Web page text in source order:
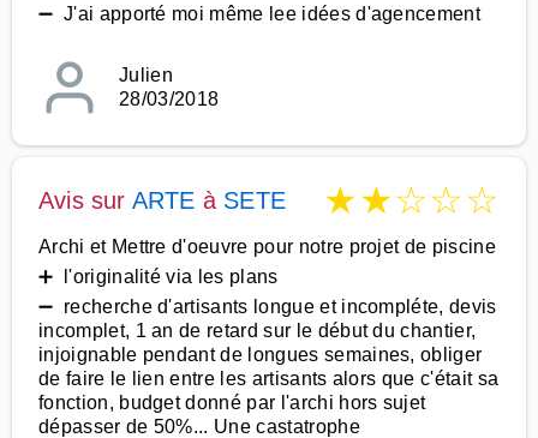
➖ J'ai apporté moi même lee idées d'agencement
Julien
28/03/2018
Avis sur ARTE à SETE ★★☆☆☆
Archi et Mettre d'oeuvre pour notre projet de piscine
➕ l'originalité via les plans
➖ recherche d'artisants longue et incompléte, devis
incomplet, 1 an de retard sur le début du chantier,
injoignable pendant de longues semaines, obliger
de faire le lien entre les artisants alors que c'était sa
fonction, budget donné par l'archi hors sujet
dépasser de 50%... Une castatrophe